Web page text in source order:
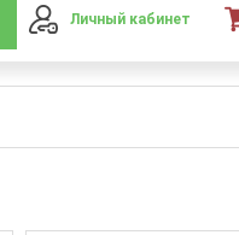
Личный кабинет